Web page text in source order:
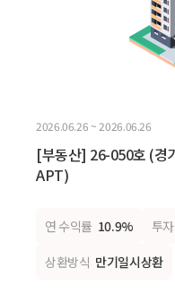
2026.06.26 ~ 2026.06.26
[부동산] 26-050호 (경
APT)
연 수익률 10.9% 투
상환방식 만기일시상환